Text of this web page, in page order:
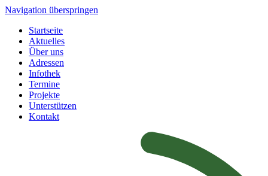
Navigation überspringen
Startseite
Aktuelles
Über uns
Adressen
Infothek
Termine
Projekte
Unterstützen
Kontakt